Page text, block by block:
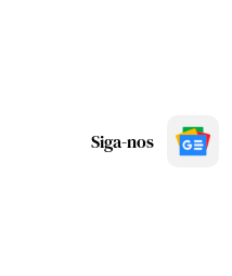
Siga-nos